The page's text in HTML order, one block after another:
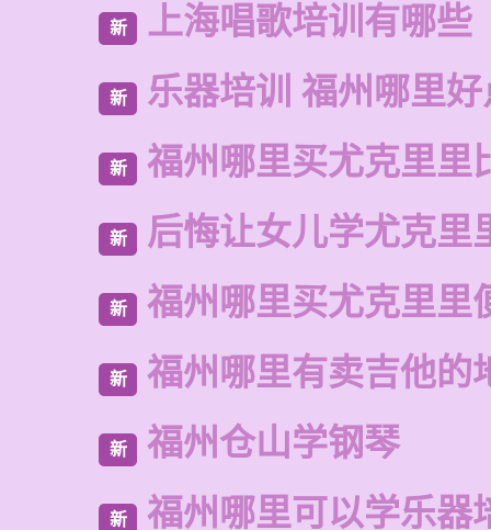
新 上海唱歌培训有哪些
新 乐器培训 福州哪里
新 福州哪里买尤克里里
新 后悔让女儿学尤克里
新 福州哪里买尤克里里
新 福州哪里有卖吉他的
新 福州仓山学钢琴
新 福州哪里可以学乐器